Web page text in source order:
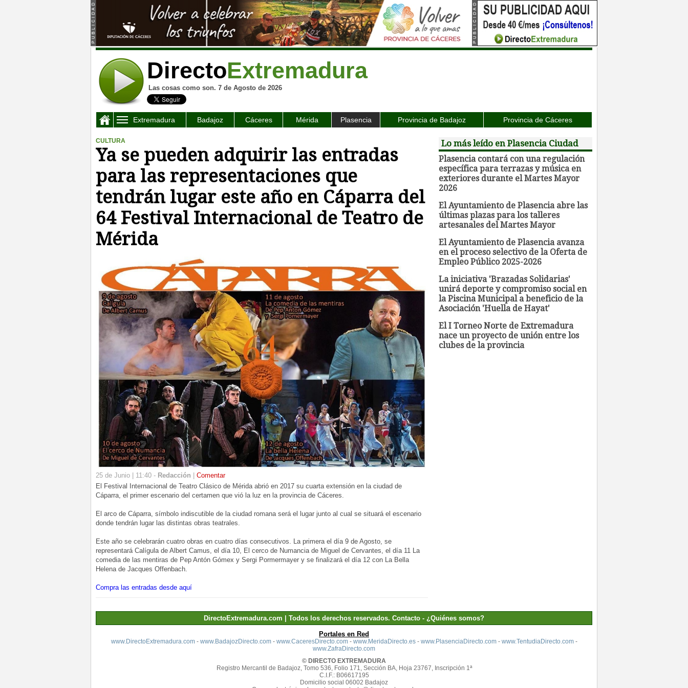
DirectoExtremadura
Las cosas como son. 7 de Agosto de 2026
Extremadura Badajoz Cáceres Mérida Plasencia Provincia de Badajoz Provincia de Cáceres
CULTURA
Ya se pueden adquirir las entradas
para las representaciones que
tendrán lugar este año en Cáparra del
64 Festival Internacional de Teatro de
Mérida
25 de Junio | 11:40 - Redacción
Comentar
El Festival Internacional de Teatro Clásico de Mérida abrió en 2017 su cuarta extensión en la ciudad de
Cáparra, el primer escenario del certamen que vió la luz en la provincia de Cáceres.
El arco de Cáparra, símbolo indiscutible de la ciudad romana será el lugar junto al cual se situará el escenario
donde tendrán lugar las distintas obras teatrales.
Este año se celebrarán cuatro obras en cuatro días consecutivos. La primera el día 9 de Agosto, se
representará Calígula de Albert Camus, el día 10, El cerco de Numancia de Miguel de Cervantes, el día 11 La
comedia de las mentiras de Pep Antón Gómex y Sergi Pormermayer y se finalizará el día 12 con La Bella
Helena de Jacques Offenbach.
Compra las entradas desde aquí
Lo más leído en Plasencia Ciudad
Plasencia contará con una regulación
específica para terrazas y música en
exteriores durante el Martes Mayor
2026
El Ayuntamiento de Plasencia abre las
últimas plazas para los talleres
artesanales del Martes Mayor
El Ayuntamiento de Plasencia avanza
en el proceso selectivo de la Oferta de
Empleo Público 2025-2026
La iniciativa 'Brazadas Solidarias'
unirá deporte y compromiso social en
la Piscina Municipal a beneficio de la
Asociación 'Huella de Hayat'
El I Torneo Norte de Extremadura
nace un proyecto de unión entre los
clubes de la provincia
DirectoExtremadura.com | Todos los derechos reservados. Contacto - ¿Quiénes somos?
Portales en Red
www.DirectoExtremadura.com- www.BadajozDirecto.com- www.CaceresDirecto.com- www.MeridaDirecto.es- www.PlasenciaDirecto.com- www.TentudiaDirecto.com-
www.ZafraDirecto.com
© DIRECTO EXTREMADURA
Registro Mercantil de Badajoz, Tomo 536, Folio 171, Sección BA, Hoja 23767, Inscripción 1ª
C.I.F.: B06617195
Domicilio social 06002 Badajoz